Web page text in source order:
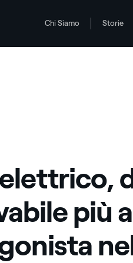
Chi Siamo Storie
nella transizione energetica
a protagonista nella transizione
più